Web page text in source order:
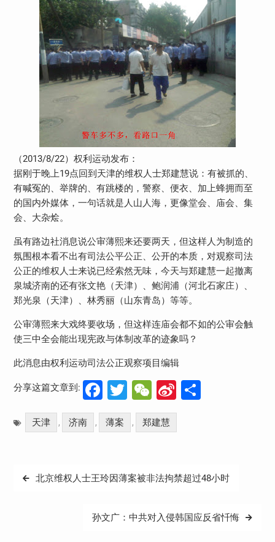
（2013/8/22）权利运动发布：
据刚于晚上19点回到天津的维权人士郑建慧说：有被抓的、
有喊冤的、举牌的、有跳楼的，警察、便衣、加上蜂拥而至
的国内外媒体，一句话就是人山人海，更像堂会、庙会、集
会、大杂烩。
虽有路边社消息说公审薄熙来还要两天，但这样人为制造的
氛围根本看不出有司法公平公正、公开的本质，对观察司法
公正的维权人士来说已经索然无味，今天与郑建慧一起撤离
泉城济南的还有张文艳（天津）、鲍润浦（河北石家庄）、
郑光泉（天津）、林秀丽（山东青岛）等等。
公审薄熙来大戏终要收场，但这样连庙会都不如的公审会触
使三中全会能出现宪政与体制改革的迹象吗？
此消息由权利运动司法公正观察项目编辑
分享这篇文章到: Facebook
Twitter
WeChat
Sina
Weibo
分
天津 , 济南 , 薄案 , 郑建慧
文
北京维权人士王玲因薄案被非法拘禁超过48小时
孙文广：中共对入侵韩国应反省忏悔